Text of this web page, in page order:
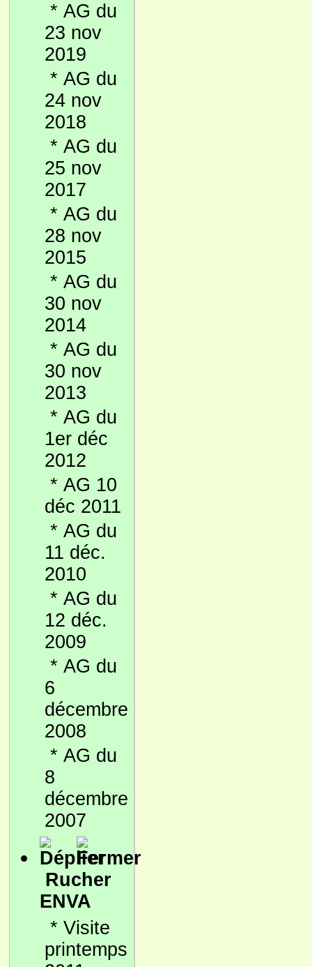
* AG du
23 nov
2019
* AG du
24 nov
2018
* AG du
25 nov
2017
* AG du
28 nov
2015
* AG du
30 nov
2014
* AG du
30 nov
2013
* AG du
1er déc
2012
* AG 10
déc 2011
* AG du
11 déc.
2010
* AG du
12 déc.
2009
* AG du
6
décembre
2008
* AG du
8
décembre
2007
Rucher
ENVA
* Visite
printemps